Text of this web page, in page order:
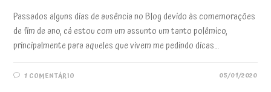
Passados alguns dias de ausência no Blog devido às comemorações
de fim de ano, cá estou com um assunto um tanto polêmico,
principalmente para aqueles que vivem me pedindo dicas…
1 COMENTÁRIO 05/01/2020